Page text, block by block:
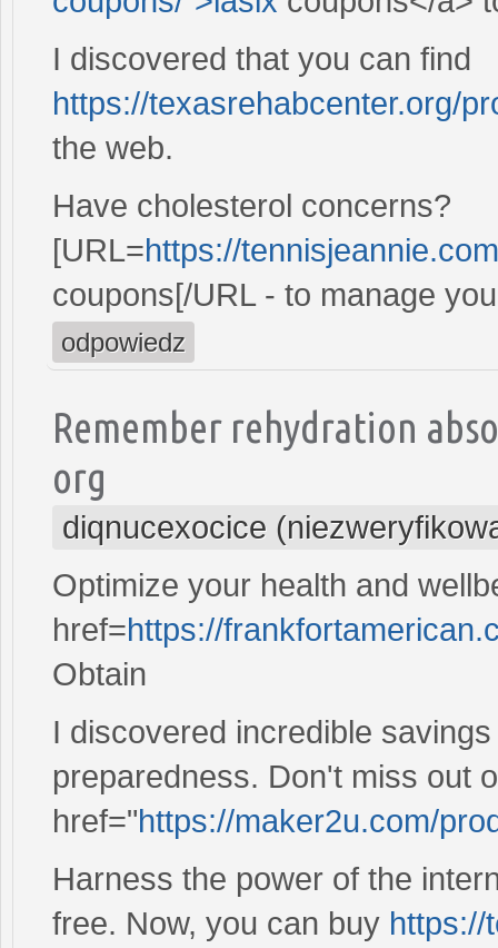
I discovered that you can find
https://texasrehabcenter.org/
the web.
Have cholesterol concerns?
[URL=https://
coupons[/URL - to manage
odpowiedz
Remember rehydration
org
diqnucexocice
Optimize your health and
href=https://
Obtain
I discovered incredible
preparedness. Don't miss out
href="https://maker2u.com/
Harness the power of the
free. Now, you can buy https://